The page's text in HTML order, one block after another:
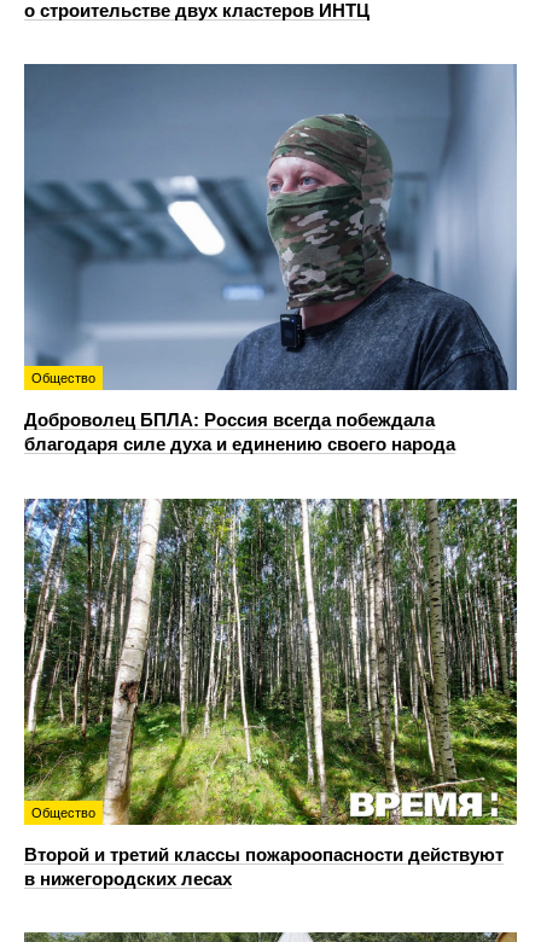
о строительстве двух кластеров ИНТЦ
Общество
Доброволец БПЛА: Россия всегда побеждала
благодаря силе духа и единению своего народа
Общество
Второй и третий классы пожароопасности действуют
в нижегородских лесах